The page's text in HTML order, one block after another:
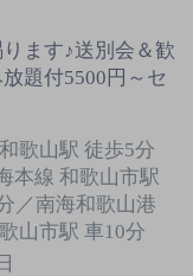
ます♪送別会＆歓
題付5500円～セ
和歌山駅 徒歩5分
本線 和歌山市駅
／南海和歌山港
山市駅 車10分